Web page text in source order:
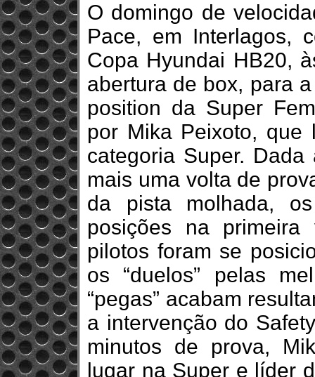
O domingo de
Pace, em Interlagos,
Copa Hyundai HB20,
abertura de box, para
position da Super
por Mika Peixoto,
categoria Super.
mais uma volta de
da pista molhada,
posições na
pilotos foram se
os “duelos” pelas
“pegas” acabam
a intervenção do
minutos de prova,
lugar na Super e líder